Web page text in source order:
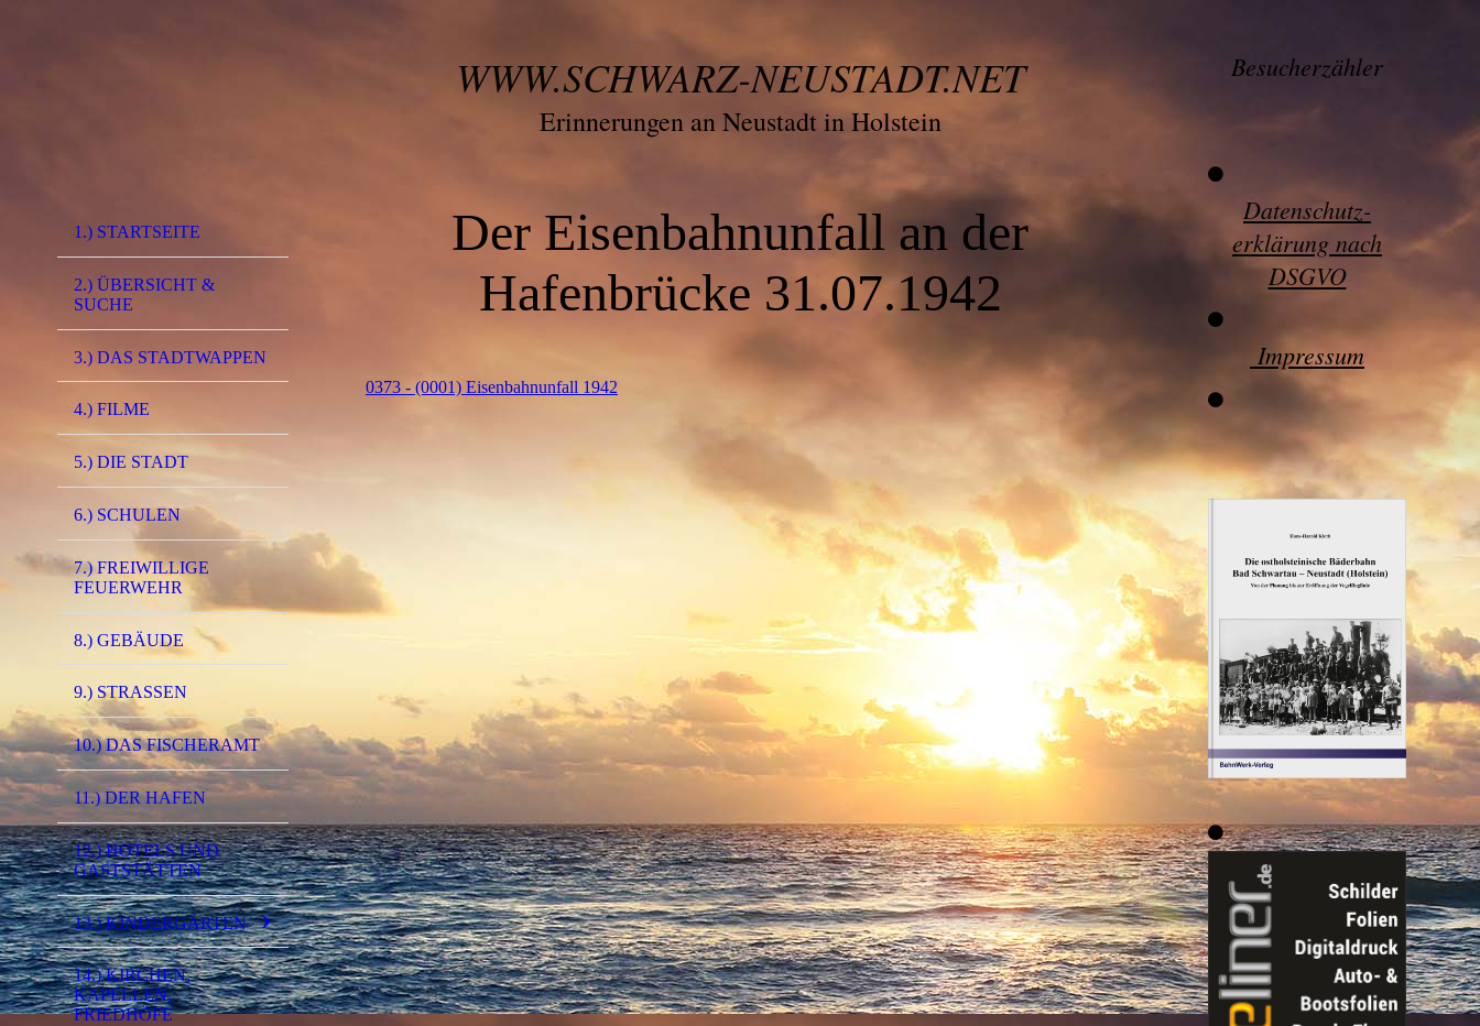
1.) STARTSEITE
2.) ÜBERSICHT &
SUCHE
3.) DAS STADTWAPPEN
4.) FILME
5.) DIE STADT
6.) SCHULEN
7.) FREIWILLIGE
FEUERWEHR
8.) GEBÄUDE
9.) STRASSEN
10.) DAS FISCHERAMT
11.) DER HAFEN
12.) HOTELS UND
GASTSTÄTTEN
13.) KINDERGÄRTEN
14.) KIRCHEN,
KAPELLEN,
FRIEDHÖFE
WWW.SCHWARZ-NEUSTADT.NET
Erinnerungen an Neustadt in Holstein
Der Eisenbahnunfall an der
Hafenbrücke 31.07.1942
0373 - (0001) Eisenbahnunfall 1942
Besucherzähler
Datenschutz-
erklärung nach
DSGVO
Impressum